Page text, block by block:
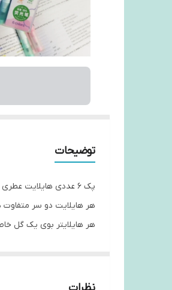
توضیحات
پک ۶ عددی هایلایت عطری
هر هایلایت دو سر متفاوت
هر هایلایتر بوی یک گل